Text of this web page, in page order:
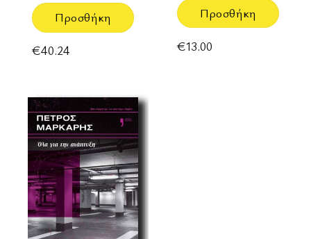
Προσθήκη
€40.24
Προσθήκη
€13.00